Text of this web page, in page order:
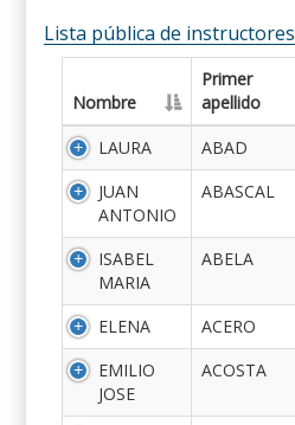
Lista pública de instructores
Nombre
Primer
apellido
LAURA
ABAD
JUAN
ANTONIO
ABASCAL
ISABEL
MARIA
ABELA
ELENA ACERO
EMILIO
JOSE
ACOSTA